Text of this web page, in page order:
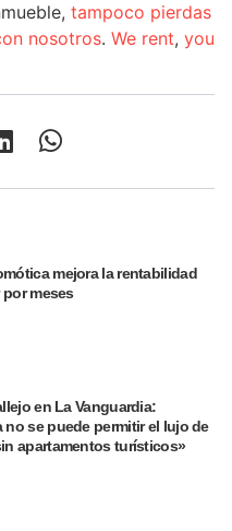
tampoco pierdas
nosotros. We rent, you
mejora la rentabilidad
meses
en La Vanguardia:
no se puede permitir el lujo de
apartamentos turísticos»